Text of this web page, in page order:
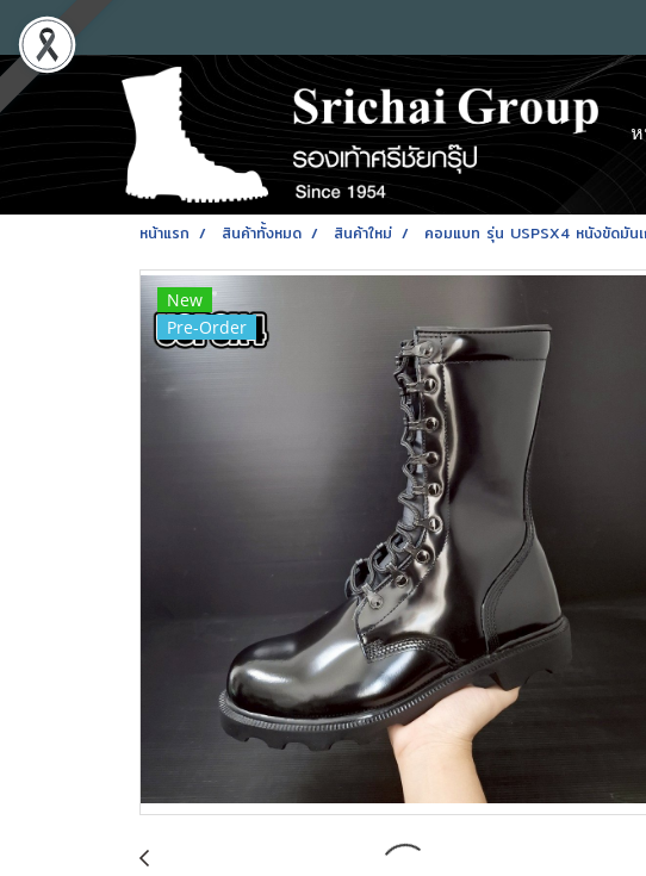
ห
หน้าแรก สินค้าทั้งหมด สินค้าใหม่ คอมแบท รุ่น USPSX4 หนังขัดมัน
New
Pre-Order